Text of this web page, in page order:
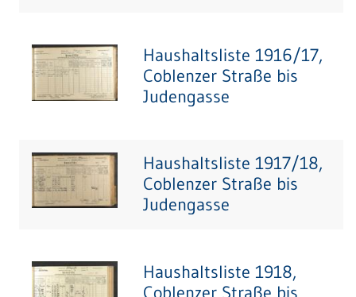
Haushaltsliste 1916/17,
Coblenzer Straße bis
Judengasse
Haushaltsliste 1917/18,
Coblenzer Straße bis
Judengasse
Haushaltsliste 1918,
Coblenzer Straße bis